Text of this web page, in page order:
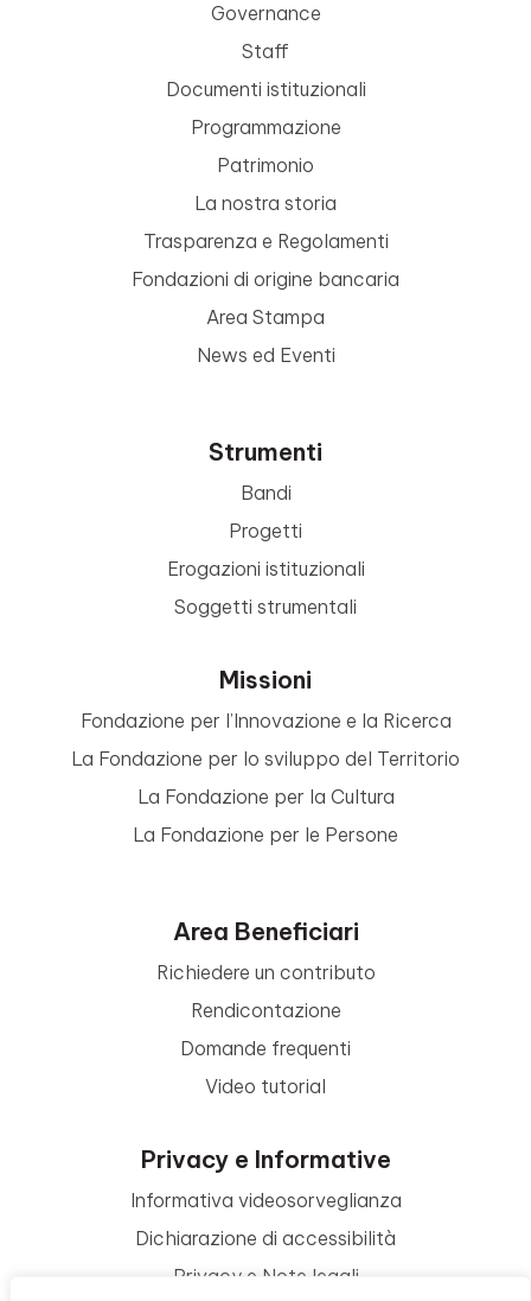
Governance
Staff
Documenti istituzionali
Programmazione
Patrimonio
La nostra storia
Trasparenza e Regolamenti
Fondazioni di origine bancaria
Area Stampa
News ed Eventi
Strumenti
Bandi
Progetti
Erogazioni istituzionali
Soggetti strumentali
Missioni
Fondazione per l’Innovazione e la Ricerca
La Fondazione per lo sviluppo del Territorio
La Fondazione per la Cultura
La Fondazione per le Persone
Area Beneficiari
Richiedere un contributo
Rendicontazione
Domande frequenti
Video tutorial
Privacy e Informative
Informativa videosorveglianza
Dichiarazione di accessibilità
Privacy e Note legali